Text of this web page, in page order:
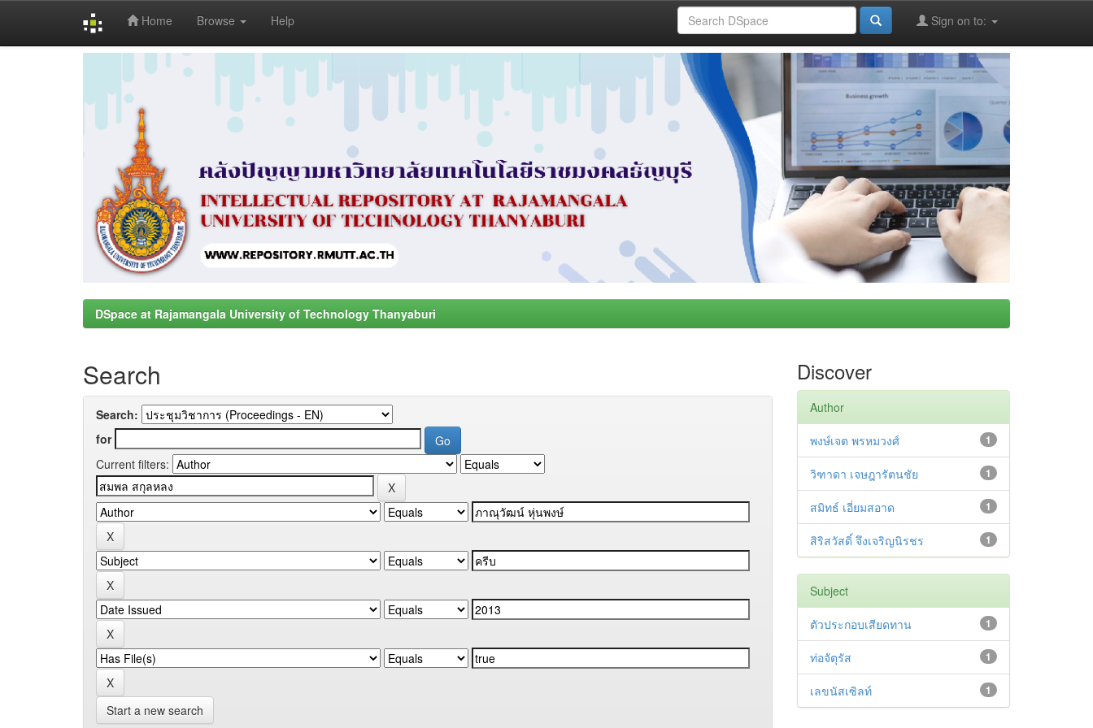
Home Browse Help Sign on to:
DSpace at Rajamangala University of Technology Thanyaburi
Search
Search:
for
Current filters:
Start a new search
Discover
Author
1
พงษ์เจต พรหมวงศ์
1
วิฑาดา เจษฎารัตนชัย
1
สมิทธ์ เอี่ยมสอาด
1
สิริสวัสดิ์ จึงเจริญนิรชร
Subject
1
ตัวประกอบเสียดทาน
1
ท่อจัตุรัส
1
เลขนัสเซิลท์